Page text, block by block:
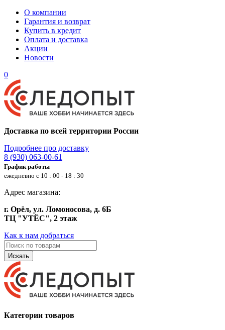
О компании
Гарантия и возврат
Купить в кредит
Оплата и доставка
Акции
Новости
0
Доставка по всей территории России
Подробнее про доставку
8 (930) 063-00-61
График работы
ежедневно с 10 : 00 - 18 : 30
Адрес магазина:
г. Орёл, ул. Ломоносова, д. 6Б
ТЦ "УТЁС", 2 этаж
Как к нам добраться
Искать
Категории товаров